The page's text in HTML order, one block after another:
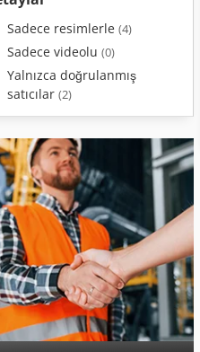
Sadece resimlerle (4)
Sadece videolu (0)
Yalnızca doğrulanmış
satıcılar (2)